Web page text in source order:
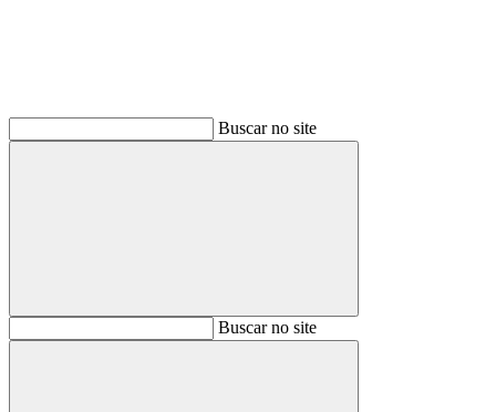
Buscar no site
BuscarBuscar no site